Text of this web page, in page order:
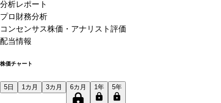
分析レポート
プロ 財務分析
コンセンサス株価 ・アナリスト評価
配当情報
株価チャート
5日 1カ月 3カ月 6カ月 1年 5年